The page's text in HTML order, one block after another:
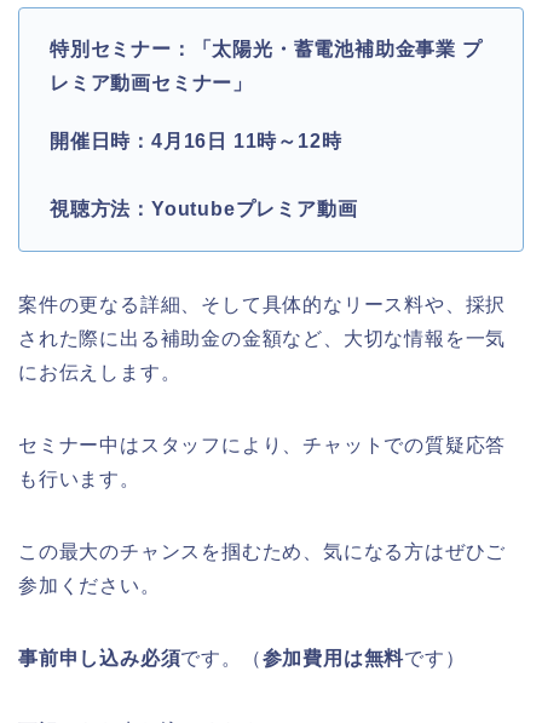
特別セミナー：「太陽光・蓄電池補助金事業 プ
レミア動画セミナー」
開催日時：4月16日 11時～12時
視聴方法：Youtubeプレミア動画
案件の更なる詳細、そして具体的なリース料や、採択
された際に出る補助金の金額など、大切な情報を一気
にお伝えします。
セミナー中はスタッフにより、チャットでの質疑応答
も行います。
この最大のチャンスを掴むため、気になる方はぜひご
参加ください。
事前申し込み必須です。（参加費用は無料です）